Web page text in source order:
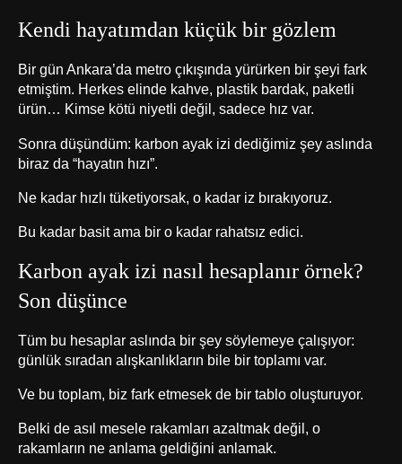
Kendi hayatımdan küçük bir gözlem
Bir gün Ankara’da metro çıkışında yürürken bir şeyi fark
etmiştim. Herkes elinde kahve, plastik bardak, paketli
ürün… Kimse kötü niyetli değil, sadece hız var.
Sonra düşündüm: karbon ayak izi dediğimiz şey aslında
biraz da “hayatın hızı”.
Ne kadar hızlı tüketiyorsak, o kadar iz bırakıyoruz.
Bu kadar basit ama bir o kadar rahatsız edici.
Karbon ayak izi nasıl hesaplanır örnek?
Son düşünce
Tüm bu hesaplar aslında bir şey söylemeye çalışıyor:
günlük sıradan alışkanlıkların bile bir toplamı var.
Ve bu toplam, biz fark etmesek de bir tablo oluşturuyor.
Belki de asıl mesele rakamları azaltmak değil, o
rakamların ne anlama geldiğini anlamak.